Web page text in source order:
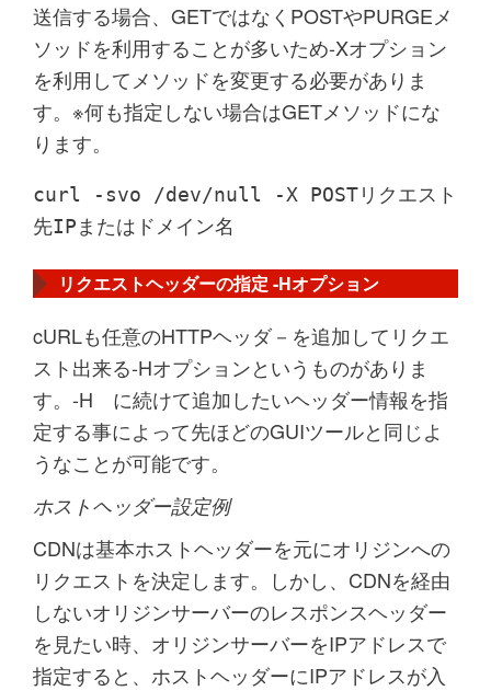
送信する場合、GETではなくPOSTやPURGEメ
ソッドを利用することが多いため-Xオプション
を利用してメソッドを変更する必要がありま
す。※何も指定しない場合はGETメソッドにな
ります。
curl -svo /dev/null -X POSTリクエスト
先IPまたはドメイン名
リクエストヘッダーの指定 -Hオプション
cURLも任意のHTTPヘッダ－を追加してリクエ
スト出来る-Hオプションというものがありま
す。-H に続けて追加したいヘッダー情報を指
定する事によって先ほどのGUIツールと同じよ
うなことが可能です。
ホストヘッダー設定例
CDNは基本ホストヘッダーを元にオリジンへの
リクエストを決定します。しかし、CDNを経由
しないオリジンサーバーのレスポンスヘッダー
を見たい時、オリジンサーバーをIPアドレスで
指定すると、ホストヘッダーにIPアドレスが入